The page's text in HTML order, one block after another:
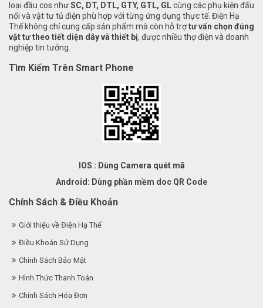
loại đầu cos nhưSC, DT, DTL, GTY, GTL, GLcùng các phụ kiện đấu
nối và vật tư tủ điện phù hợp với từng ứng dụng thực tế. Điện Hạ
Thế không chỉ cung cấp sản phẩm mà còn hỗ trợtư vấn chọn đúng
vật tư theo tiết diện dây và thiết bị, được nhiều thợ điện và doanh
nghiệp tin tưởng.
Tìm Kiếm Trên Smart Phone
IOS : Dùng Camera quét mã
Android: Dùng phần mềm doc QR Code
Chính Sách & Điều Khoản
Giới thiệu về Điện Hạ Thế
Điều Khoản Sử Dụng
Chính Sách Bảo Mật
Hình Thức Thanh Toán
Chính Sách Hóa Đơn